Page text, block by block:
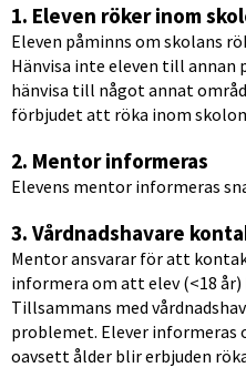
1. Eleven röker inom
Eleven påminns om skolans
Hänvisa inte eleven till
hänvisa till något annat
förbjudet att röka inom
2. Mentor informeras
Elevens mentor informeras
3. Vårdnadshavare
Mentor ansvarar för att
informera om att elev (<18
Tillsammans med
problemet. Elever informeras
oavsett ålder blir erbjuden